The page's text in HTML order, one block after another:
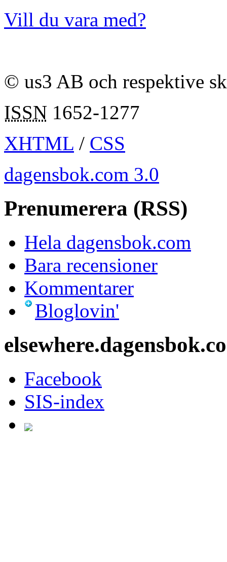
Vill du vara med?
© us3 AB och respektive
ISSN 1652-1277
XHTML / CSS
dagensbok.com 3.0
Prenumerera (RSS)
Hela dagensbok.com
Bara recensioner
Kommentarer
Bloglovin'
Facebook
SIS-index